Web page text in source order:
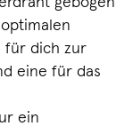
für dich zur
eine für das
ein